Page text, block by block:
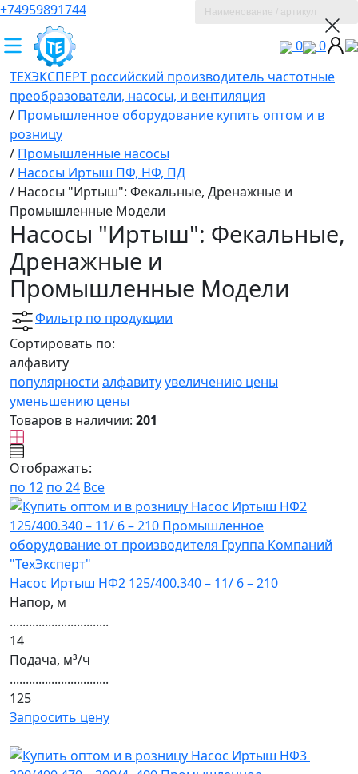
+74959891744
0
0
ТЕХЭКСПЕРТ российский производитель частотные
преобразователи, насосы, и вентиляция
/ Промышленное оборудование купить оптом и в
розницу
/ Промышленные насосы
/ Насосы Иртыш ПФ, НФ, ПД
/ Насосы "Иртыш": Фекальные, Дренажные и
Промышленные Модели
Насосы "Иртыш": Фекальные,
Дренажные и
Промышленные Модели
Фильтр по продукции
Сортировать по:
алфавиту
популярности алфавитуувеличению цены
уменьшению цены
Товаров в наличии: 201
Отображать:
по 12 по 24 Все
Насос Иртыш НФ2 125/400.340 – 11/ 6 – 210
Напор, м
...............................
14
Подача, м³/ч
...............................
125
Запросить цену